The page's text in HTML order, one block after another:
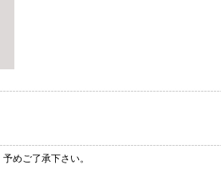
めご了承下さい。